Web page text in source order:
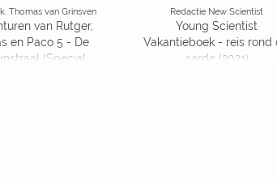
Thomas van Grinsven
van Rutger,
en Paco 5 - De
(Special
Redactie New Scientist
Young Scientist
Vakantieboek - reis rond
aarde (2021)